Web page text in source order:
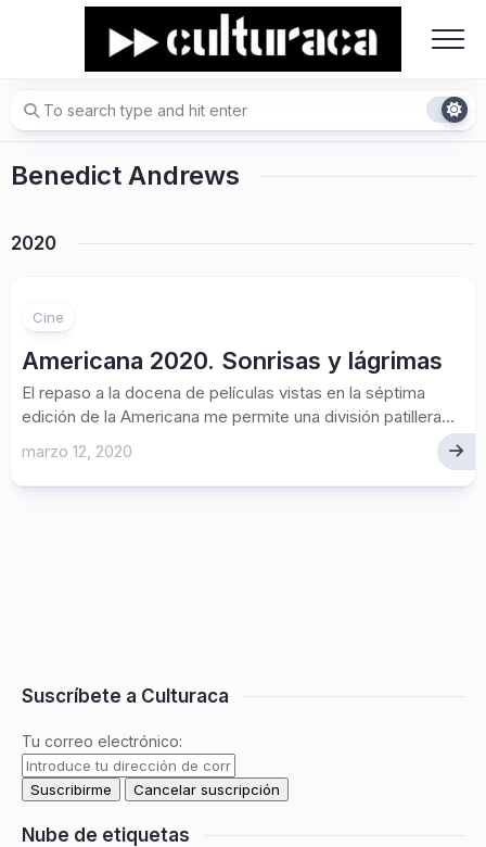
Benedict Andrews
2020
Cine
Americana 2020. Sonrisas y lágrimas
El repaso a la docena de películas vistas en la séptima
edición de la Americana me permite una división patillera...
marzo 12, 2020
Suscríbete a Culturaca
Tu correo electrónico:
Nube de etiquetas